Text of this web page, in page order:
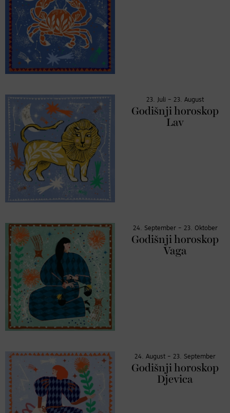
23. Juli – 23. August
Godišnji horoskop
Lav
24. September – 23. Oktober
Godišnji horoskop
Vaga
24. August – 23. September
Godišnji horoskop
Djevica